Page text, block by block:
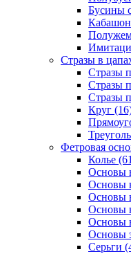
Бусины
Стразы в
Стразы
Стразы
Стразы
Круг
Фетровая
Колье
Основы
Основы
Основы
Основы
Основы
Основы
Серьги